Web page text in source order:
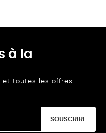
à la
et toutes les offres
SOUSCRIRE